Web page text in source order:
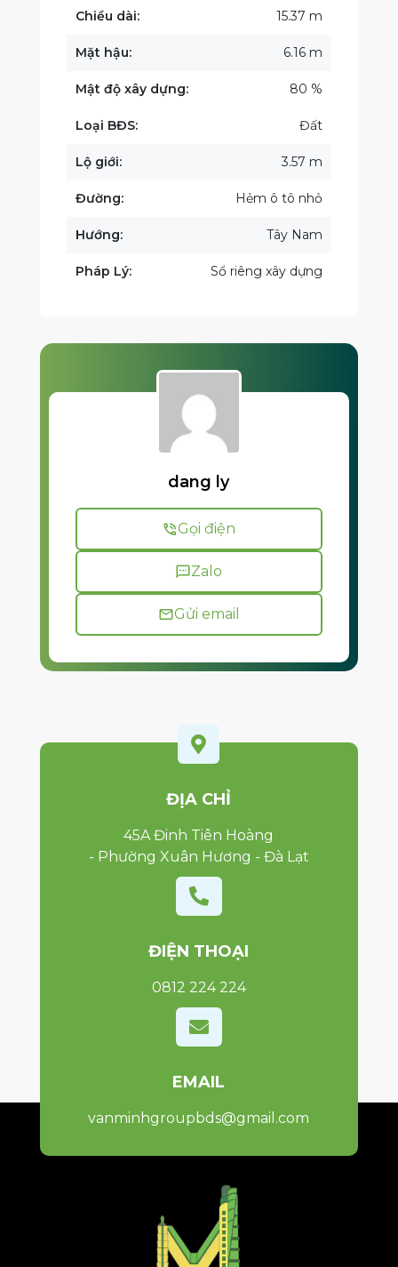
Chiều dài: 15.37 m
Mặt hậu: 6.16 m
Mật độ xây dựng: 80 %
Loại BĐS: Đất
Lộ giới: 3.57 m
Đường: Hẻm ô tô nhỏ
Hướng: Tây Nam
Pháp Lý: Sổ riêng xây dựng
dang ly
Gọi điện
Zalo
Gửi email

ĐỊA CHỈ
45A Đinh Tiên Hoàng
- Phường Xuân Hương - Đà Lạt

ĐIỆN THOẠI
0812 224 224

EMAIL
vanminhgroupbds@gmail.com